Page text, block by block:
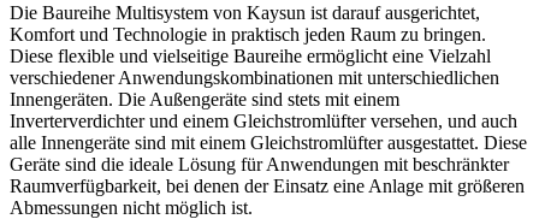
Die Baureihe Multisystem von Kaysun ist darauf ausgerichtet,
Komfort und Technologie in praktisch jeden Raum zu bringen.
Diese flexible und vielseitige Baureihe ermöglicht eine Vielzahl
verschiedener Anwendungskombinationen mit unterschiedlichen
Innengeräten. Die Außengeräte sind stets mit einem
Inverterverdichter und einem Gleichstromlüfter versehen, und auch
alle Innengeräte sind mit einem Gleichstromlüfter ausgestattet. Diese
Geräte sind die ideale Lösung für Anwendungen mit beschränkter
Raumverfügbarkeit, bei denen der Einsatz eine Anlage mit größeren
Abmessungen nicht möglich ist.